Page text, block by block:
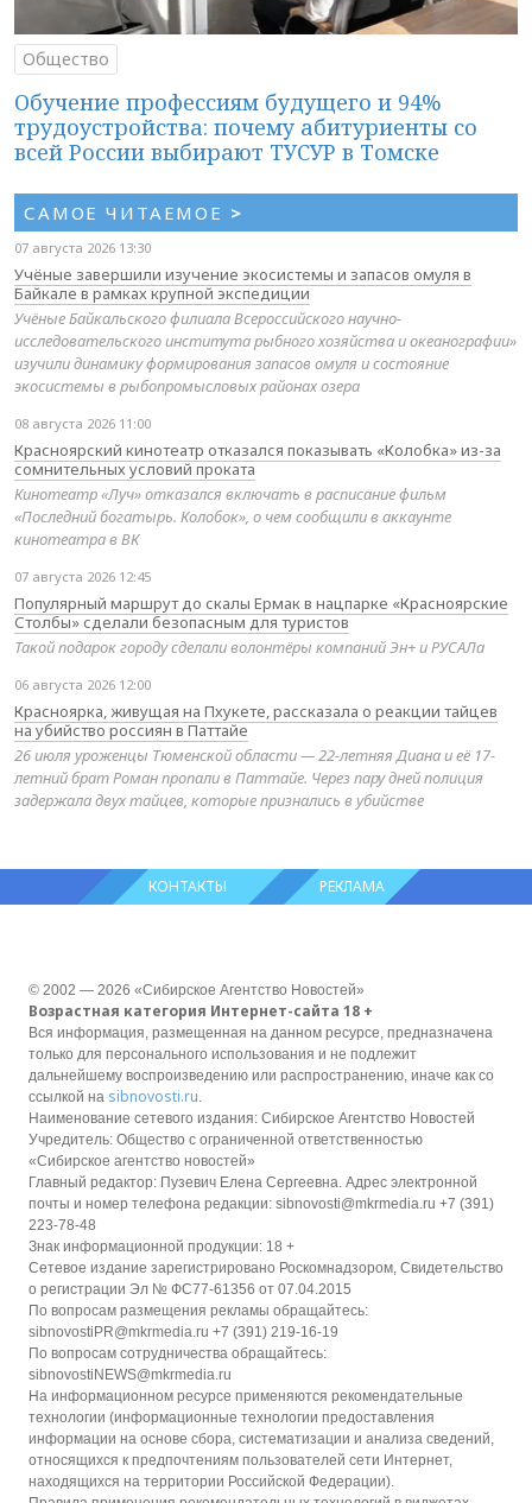
Общество
Обучение профессиям будущего и 94%
трудоустройства: почему абитуриенты со
всей России выбирают ТУСУР в Томске
САМОЕ ЧИТАЕМОЕ >
07 августа 2026 13:30
Учёные завершили изучение экосистемы и запасов омуля в
Байкале в рамках крупной экспедиции
Учёные Байкальского филиала Всероссийского научно-
исследовательского института рыбного хозяйства и океанографии»
изучили динамику формирования запасов омуля и состояние
экосистемы в рыбопромысловых районах озера
08 августа 2026 11:00
Красноярский кинотеатр отказался показывать «Колобка» из-за
сомнительных условий проката
Кинотеатр «Луч» отказался включать в расписание фильм
«Последний богатырь. Колобок», о чем сообщили в аккаунте
кинотеатра в ВК
07 августа 2026 12:45
Популярный маршрут до скалы Ермак в нацпарке «Красноярские
Столбы» сделали безопасным для туристов
Такой подарок городу сделали волонтёры компаний Эн+ и РУСАЛа
06 августа 2026 12:00
Красноярка, живущая на Пхукете, рассказала о реакции тайцев
на убийство россиян в Паттайе
26 июля уроженцы Тюменской области — 22-летняя Диана и её 17-
летний брат Роман пропали в Паттайе. Через пару дней полиция
задержала двух тайцев, которые признались в убийстве
КОНТАКТЫ РЕКЛАМА
© 2002 — 2026 «Сибирское Агентство Новостей»
Возрастная категория Интернет-сайта 18 +
Вся информация, размещенная на данном ресурсе, предназначена
только для персонального использования и не подлежит
дальнейшему воспроизведению или распространению, иначе как со
ссылкой на sibnovosti.ru
Наименование сетевого издания: Сибирское Агентство Новостей
Учредитель: Общество с ограниченной ответственностью
«Сибирское агентство новостей»
Главный редактор: Пузевич Елена Сергеевна. Адрес электронной
почты и номер телефона редакции: sibnovosti@mkrmedia.ru +7 (391)
223-78-48
Знак информационной продукции: 18 +
Сетевое издание зарегистрировано Роскомнадзором, Свидетельство
о регистрации Эл № ФС77-61356 от 07.04.2015
По вопросам размещения рекламы обращайтесь:
sibnovostiPR@mkrmedia.ru +7 (391) 219-16-19
По вопросам сотрудничества обращайтесь:
sibnovostiNEWS@mkrmedia.ru
На информационном ресурсе применяются рекомендательные
технологии (информационные технологии предоставления
информации на основе сбора, систематизации и анализа сведений,
относящихся к предпочтениям пользователей сети Интернет,
находящихся на территории Российской Федерации).